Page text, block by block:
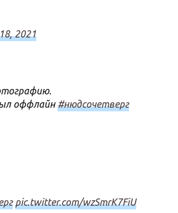
2021
оффлайн#нюдсочетверг
pic.twitter.com/wzSmrK7FiU